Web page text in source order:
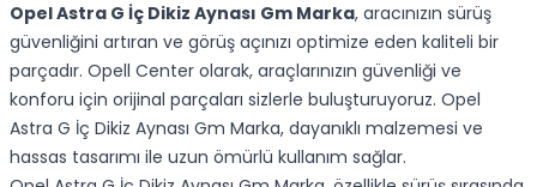
Opel Astra G İç Dikiz Aynası Gm Marka, aracınızın sürüş
güvenliğini artıran ve görüş açınızı optimize eden kaliteli bir
parçadır. Opell Center olarak, araçlarınızın güvenliği ve
konforu için orijinal parçaları sizlerle buluşturuyoruz. Opel
Astra G İç Dikiz Aynası Gm Marka, dayanıklı malzemesi ve
hassas tasarımı ile uzun ömürlü kullanım sağlar.